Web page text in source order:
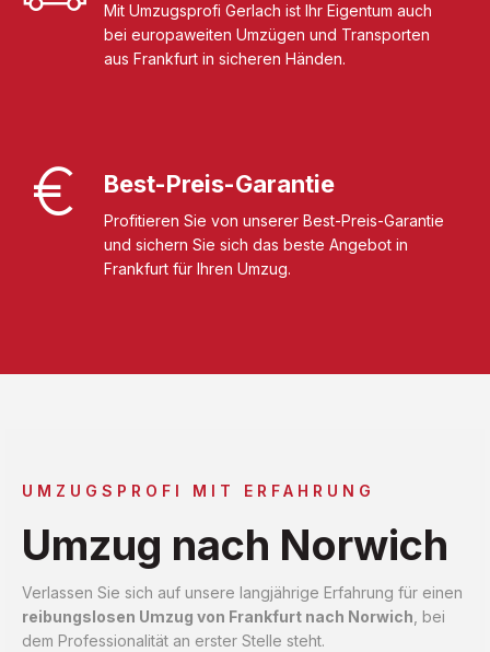
Mit Umzugsprofi Gerlach ist Ihr Eigentum auch
bei europaweiten Umzügen und Transporten
aus Frankfurt in sicheren Händen.
Best-Preis-Garantie
Profitieren Sie von unserer Best-Preis-Garantie
und sichern Sie sich das beste Angebot in
Frankfurt für Ihren Umzug.
UMZUGSPROFI MIT ERFAHRUNG
Umzug nach Norwich
Verlassen Sie sich auf unsere langjährige Erfahrung für einen
reibungslosen Umzug von Frankfurt nach Norwich , bei
dem Professionalität an erster Stelle steht.